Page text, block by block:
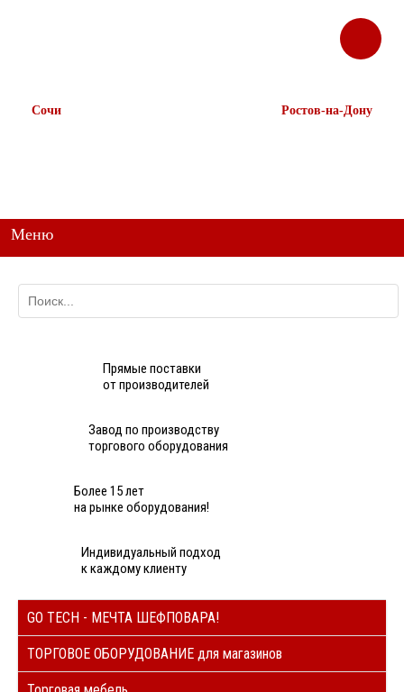
Сочи
ЗАКАЗАТЬ
ЗВОНОК
Ростов-на-Дону
Меню
Прямые поставки
от производителей
Завод по производству
торгового оборудования
Более 15 лет
на рынке оборудования!
Индивидуальный подход
к каждому клиенту
GO TECH - МЕЧТА ШЕФПОВАРА!
ТОРГОВОЕ ОБОРУДОВАНИЕ для магазинов